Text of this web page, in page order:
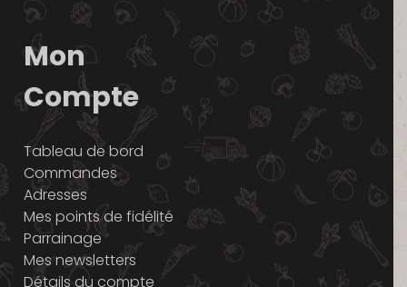
Mon
Compte
Tableau de bord
Commandes
Adresses
Mes points de fidélité
Parrainage
Mes newsletters
Détails du compte